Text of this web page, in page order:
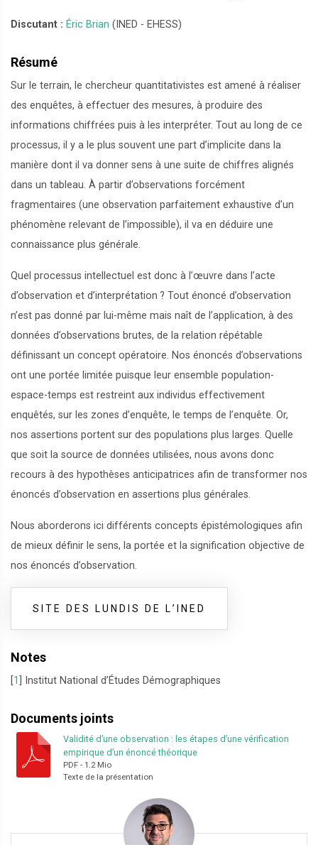
Discutant : Éric Brian (INED - EHESS)
Résumé
Sur le terrain, le chercheur quantitativistes est amené à réaliser
des enquêtes, à effectuer des mesures, à produire des
informations chiffrées puis à les interpréter. Tout au long de ce
processus, il y a le plus souvent une part d’implicite dans la
manière dont il va donner sens à une suite de chiffres alignés
dans un tableau. À partir d’observations forcément
fragmentaires (une observation parfaitement exhaustive d’un
phénomène relevant de l’impossible), il va en déduire une
connaissance plus générale.
Quel processus intellectuel est donc à l’œuvre dans l’acte
d’observation et d’interprétation ? Tout énoncé d’observation
n’est pas donné par lui-même mais naît de l’application, à des
données d’observations brutes, de la relation répétable
définissant un concept opératoire. Nos énoncés d’observations
ont une portée limitée puisque leur ensemble population-
espace-temps est restreint aux individus effectivement
enquêtés, sur les zones d’enquête, le temps de l’enquête. Or,
nos assertions portent sur des populations plus larges. Quelle
que soit la source de données utilisées, nous avons donc
recours à des hypothèses anticipatrices afin de transformer nos
énoncés d’observation en assertions plus générales.
Nous aborderons ici différents concepts épistémologiques afin
de mieux définir le sens, la portée et la signification objective de
nos énoncés d’observation.
SITE DES LUNDIS DE L’INED
Notes
1 Institut National d’Études Démographiques
Documents joints
Validité d’une observation : les étapes d’une vérification
empirique d’un énoncé théorique
PDF - 1.2 Mio
Texte de la présentation